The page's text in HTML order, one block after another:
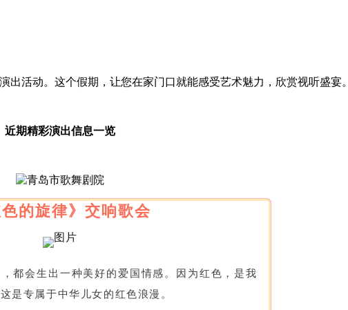
活动。这个假期，让您在家门口就能感受艺术魅力，欣赏视听盛宴。
近期精彩演出信息一览
色的旋律》 交响歌会
都会生出一种美好的爱国情感。因为红色，是我
是专属于中华儿女的红色浪漫。